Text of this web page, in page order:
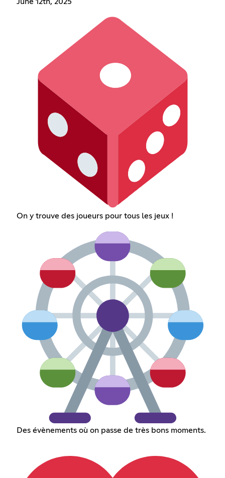
June 12th, 2025
On y trouve des joueurs pour tous les jeux !
Des évènements où on passe de très bons moments.